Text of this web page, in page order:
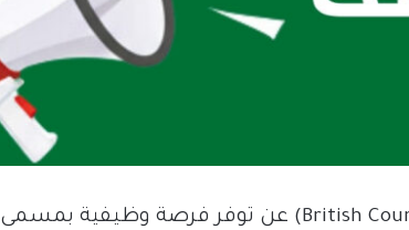
أعلن المعهد الثقافي البريطاني (British Council) عن توفر فرصة وظيفية بمسمى